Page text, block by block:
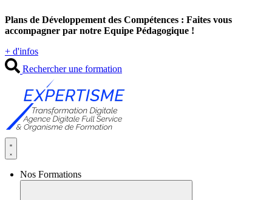
au
contenu
Plans de Développement des Compétences : Faites vous
accompagner par notre Equipe Pédagogique !
+ d'infos
Rechercher une formation
Nos Formations